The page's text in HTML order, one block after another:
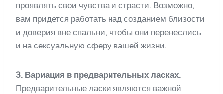
проявлять свои чувства и страсти. Возможно,
вам придется работать над созданием близости
и доверия вне спальни, чтобы они перенеслись
и на сексуальную сферу вашей жизни.
3. Вариация в предварительных ласках.
Предварительные ласки являются важной